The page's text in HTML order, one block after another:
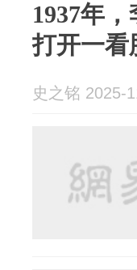
1937年
打开一看
史之铭 2025-